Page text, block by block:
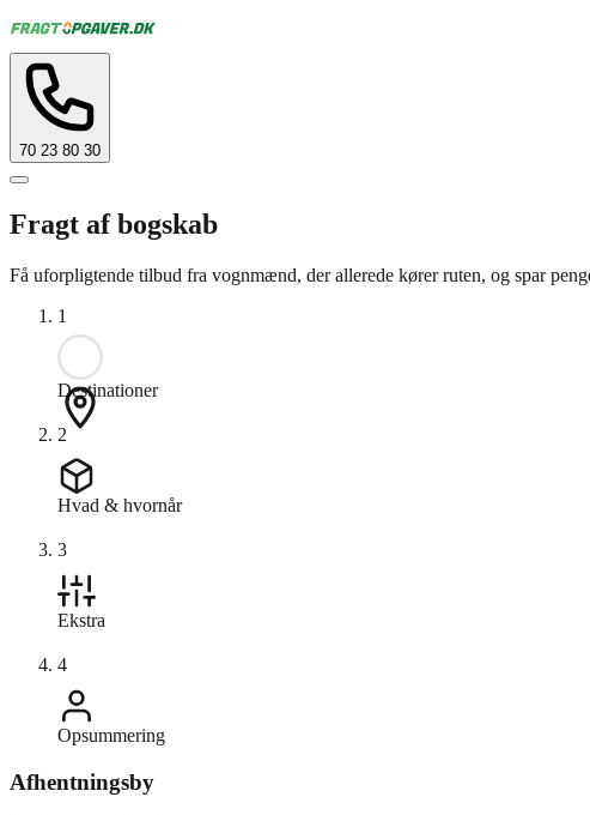
70 23 80 30
Fragt af bogskab
Få uforpligtende tilbud fra vognmænd, der allerede kører ruten, og spar
1
Destinationer
2
Hvad & hvornår
3
Ekstra
4
Opsummering
Afhentningsby